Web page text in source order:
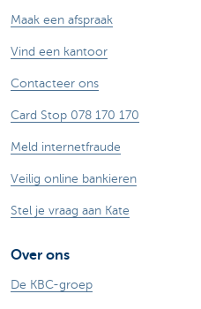
Maak een afspraak
Vind een kantoor
Contacteer ons
Card Stop 078 170 170
Meld internetfraude
Veilig online bankieren
Stel je vraag aan Kate
Over ons
De KBC-groep